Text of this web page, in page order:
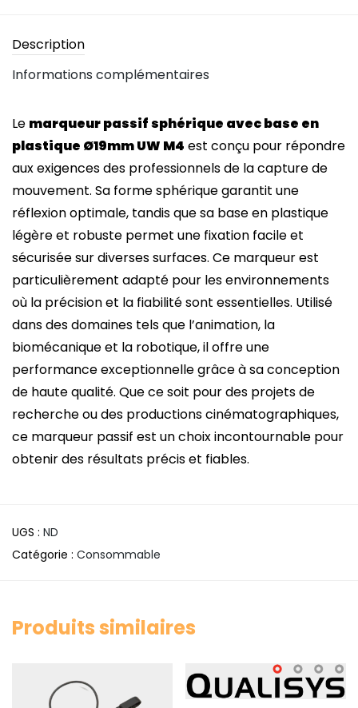
Description
Informations complémentaires
Le marqueur passif sphérique avec base en
plastique Ø19mm UW M4 est conçu pour répondre
aux exigences des professionnels de la capture de
mouvement. Sa forme sphérique garantit une
réflexion optimale, tandis que sa base en plastique
légère et robuste permet une fixation facile et
sécurisée sur diverses surfaces. Ce marqueur est
particulièrement adapté pour les environnements
où la précision et la fiabilité sont essentielles. Utilisé
dans des domaines tels que l’animation, la
biomécanique et la robotique, il offre une
performance exceptionnelle grâce à sa conception
de haute qualité. Que ce soit pour des projets de
recherche ou des productions cinématographiques,
ce marqueur passif est un choix incontournable pour
obtenir des résultats précis et fiables.
UGS : ND
Catégorie : Consommable
Produits similaires